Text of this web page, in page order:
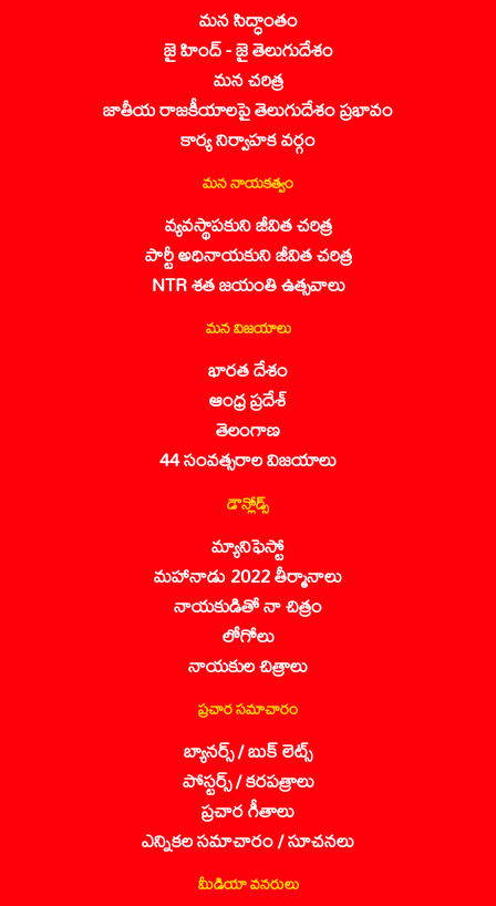
మన సిద్ధాంతం
జై హింద్ - జై తెలుగుదేశం
మన చరిత్ర
జాతీయ రాజకీయాలపై తెలుగుదేశం ప్రభావం
కార్య నిర్వాహక వర్గం
మన నాయకత్వం
వ్యవస్థాపకుని జీవిత చరిత్ర
పార్టీ అధినాయకుని జీవిత చరిత్ర
NTR శత జయంతి ఉత్సవాలు
మన విజయాలు
భారత దేశం
ఆంధ్ర ప్రదేశ్
తెలంగాణ
44 సంవత్సరాల విజయాలు
డౌన్లోడ్స్
మ్యానిఫెస్టో
మహానాడు 2022 తీర్మానాలు
నాయకుడితో నా చిత్రం
లోగోలు
నాయకుల చిత్రాలు
ప్రచార సమాచారం
బ్యానర్స్ / బుక్ లెట్స్
పోస్టర్స్ / కరపత్రాలు
ప్రచార గీతాలు
ఎన్నికల సమాచారం / సూచనలు
మీడియా వనరులు